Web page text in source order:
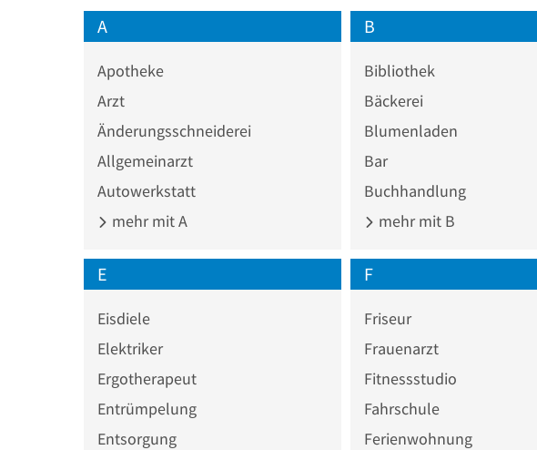
A
Apotheke
Arzt
Änderungsschneiderei
Allgemeinarzt
Autowerkstatt
mehr mit A
B
Bibliothek
Bäckerei
Blumenladen
Bar
Buchhandlung
mehr mit B
E
Eisdiele
Elektriker
Ergotherapeut
Entrümpelung
Entsorgung
F
Friseur
Frauenarzt
Fitnessstudio
Fahrschule
Ferienwohnung